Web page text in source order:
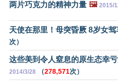
两片巧克力的精神力量 🖼️ 2015/
天使在那里！母突昏厥 8岁女驾
次）
这些美到令人窒息的原生态幸
2014/3/28 （278,571次）